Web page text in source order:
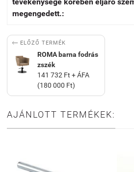
megengedett.:
 ELŐZŐ TERMÉK
ROMA barna fodrás
zszék
141 732 Ft + ÁFA
(180 000 Ft)
AJÁNLOTT TERMÉKEK: